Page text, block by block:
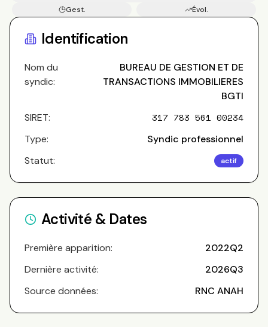
Gest.
Évol.
Identification
Nom du
syndic:
BUREAU DE GESTION ET DE
TRANSACTIONS IMMOBILIERES
BGTI
SIRET:
317 783 561 00234
Type:
Syndic professionnel
Statut:
actif
Activité & Dates
Première apparition:
2022Q2
Dernière activité:
2026Q3
Source données:
RNC ANAH